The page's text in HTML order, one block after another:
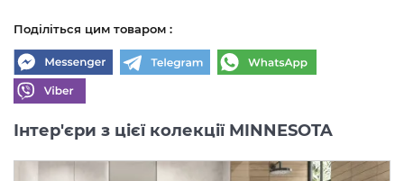
Поділіться цим товаром :
Інтер'єри з цієї колекції MINNESOTA